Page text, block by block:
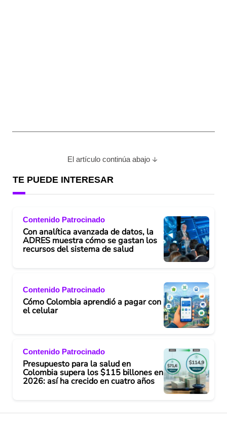
El artículo continúa abajo
TE PUEDE INTERESAR
Contenido Patrocinado
Con analítica avanzada de datos, la
ADRES muestra cómo se gastan los
recursos del sistema de salud
Contenido Patrocinado
Cómo Colombia aprendió a pagar con
el celular
Contenido Patrocinado
Presupuesto para la salud en
Colombia supera los $115 billones en
2026: así ha crecido en cuatro años